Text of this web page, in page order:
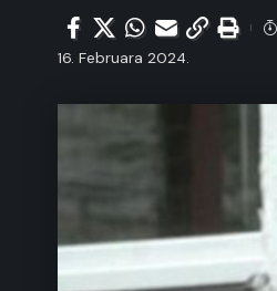
16. Februara 2024.